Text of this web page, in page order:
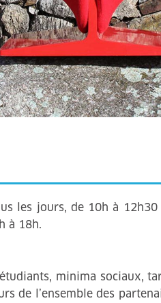
les jours, de 10h à
à 18h.
minima sociaux,
de l’ensemble des